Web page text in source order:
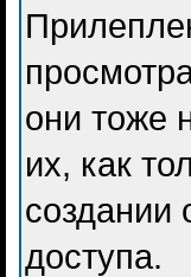
они тоже
их, как
создании
доступа.